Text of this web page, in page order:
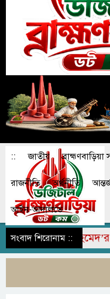
:: জাতীয়
রাজনীতি অর্থনীতি
আইন-আদালতে
সংবাদ শিরোনাম ::
উদ্দিন আহমেদ’র ৩১